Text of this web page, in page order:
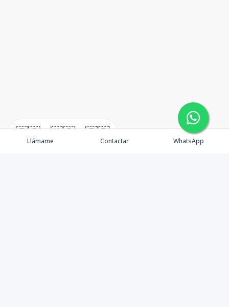
🇪🇸 🇺🇸 🇫🇷
Llámame Contactar WhatsApp